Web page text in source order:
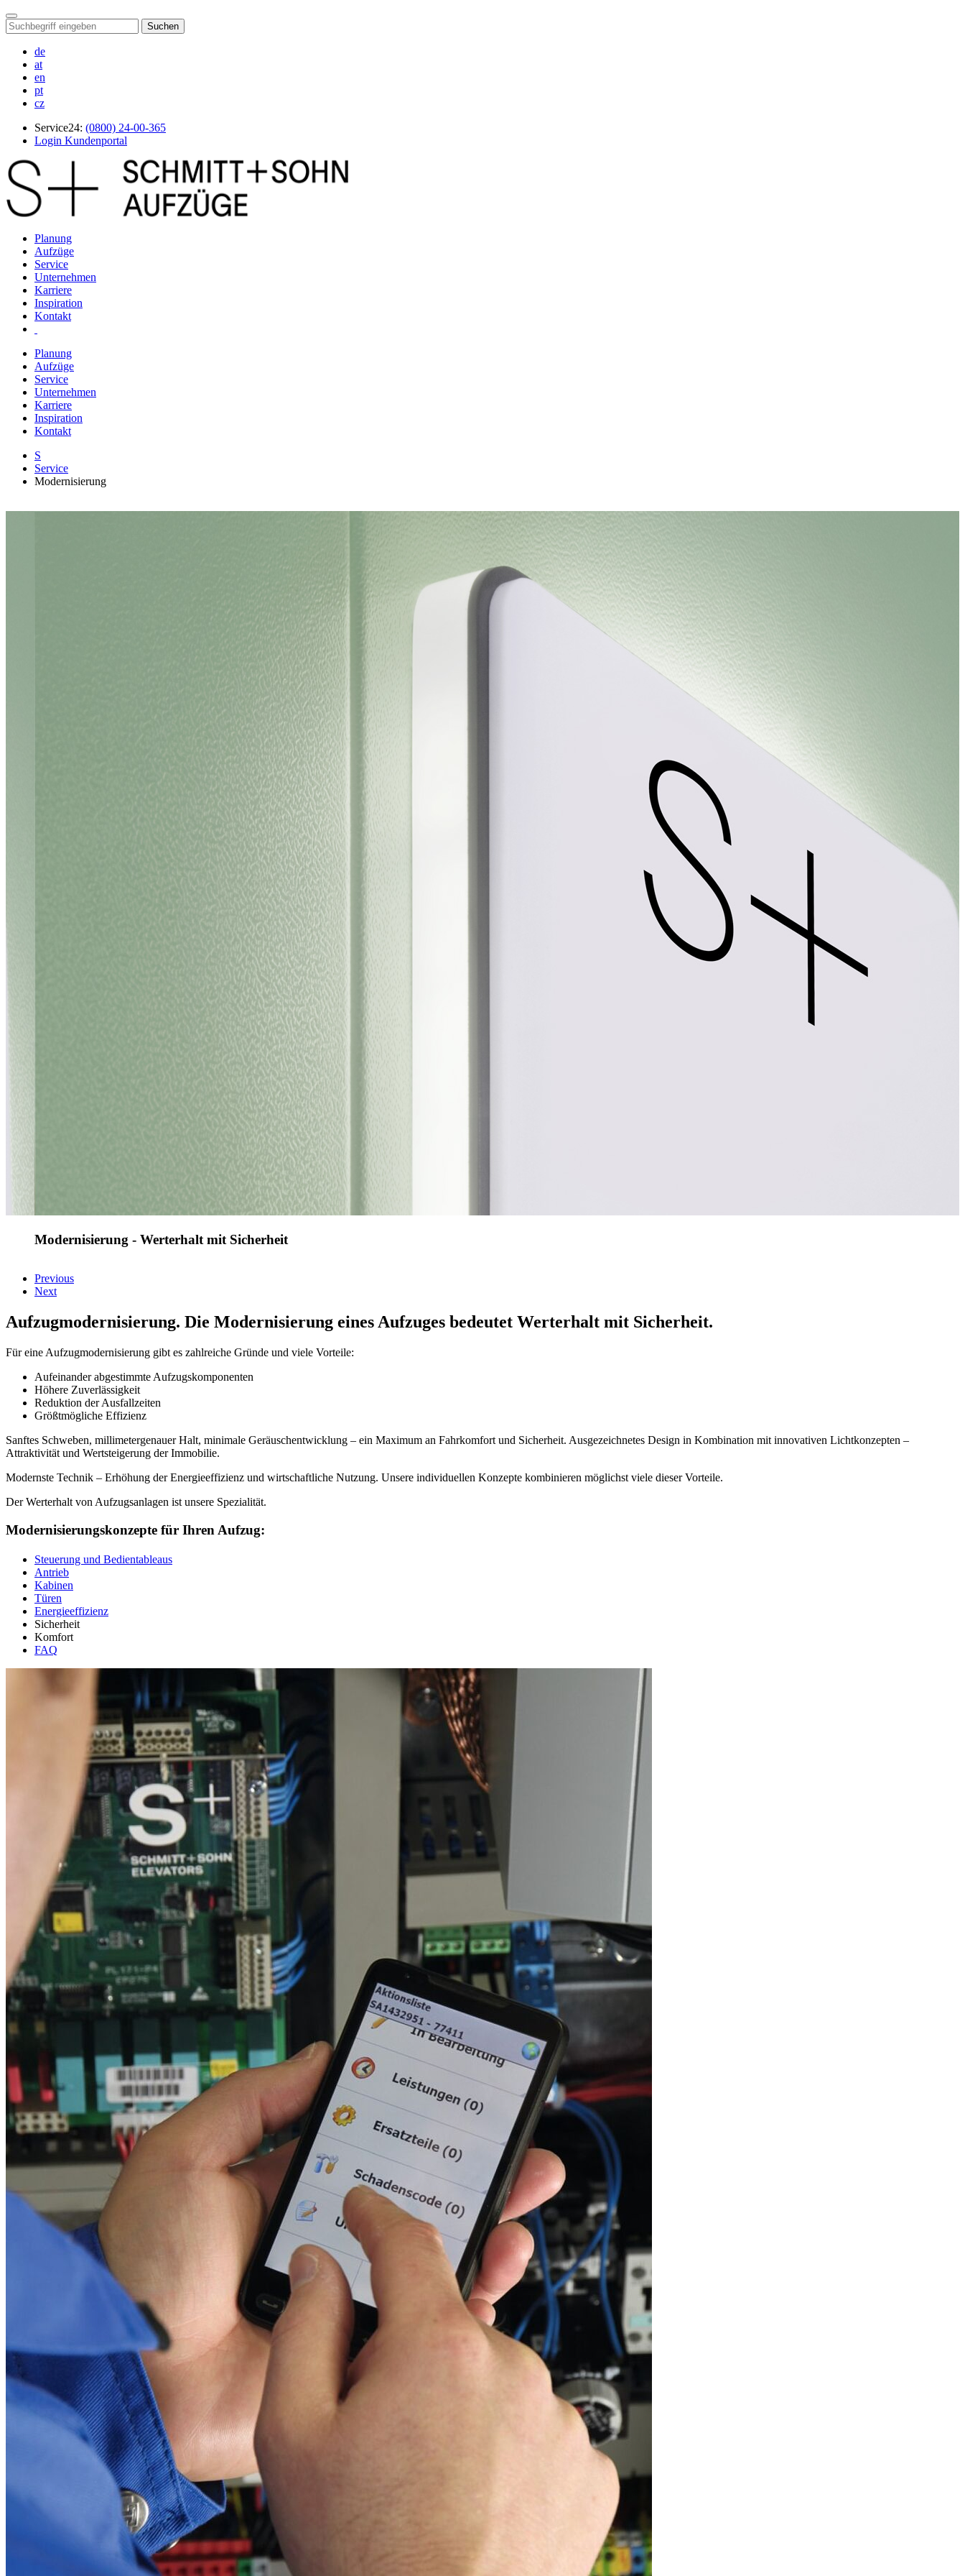
Suchen
de
at
en
pt
cz
Service24: (0800) 24-00-365
Login Kundenportal
Planung
Aufzüge
Service
Unternehmen
Karriere
Inspiration
Kontakt
Planung
Aufzüge
Service
Unternehmen
Karriere
Inspiration
Kontakt
S
Service
Modernisierung
Modernisierung - Werterhalt mit Sicherheit
Previous
Next
Aufzugmodernisierung. Die Modernisierung eines Aufzuges bedeutet Werterhalt mit Sicherheit.
Für eine Aufzugmodernisierung gibt es zahlreiche Gründe und viele Vorteile:
Aufeinander abgestimmte Aufzugskomponenten
Höhere Zuverlässigkeit
Reduktion der Ausfallzeiten
Größtmögliche Effizienz
Sanftes Schweben, millimetergenauer Halt, minimale Geräuschentwicklung – ein Maximum an Fahrkomfort und Sicherheit. Ausgezeichnetes Design in Kombination mit innovativen Lichtkonzepten –
Attraktivität und Wertsteigerung der Immobilie.
Modernste Technik – Erhöhung der Energieeffizienz und wirtschaftliche Nutzung. Unsere individuellen Konzepte kombinieren möglichst viele dieser Vorteile.
Der Werterhalt von Aufzugsanlagen ist unsere Spezialität.
Modernisierungskonzepte für Ihren Aufzug:
Steuerung und Bedientableaus
Antrieb
Kabinen
Türen
Energieeffizienz
Sicherheit
Komfort
FAQ